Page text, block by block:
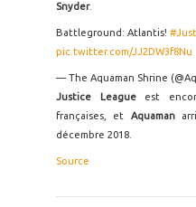
Snyder.
Battleground: Atlantis!
pic.twitter.com/JJ2DW3f8Nu
— The Aquaman Shrine
Justice League est
françaises, et Aquaman
décembre 2018.
Source